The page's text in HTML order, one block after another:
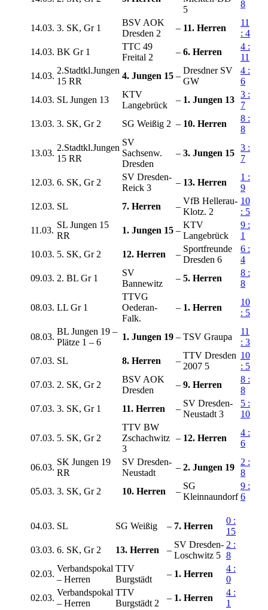
5
8
14.03. 3. SK, Gr 1
BSV AOK
Dresden 2
– 11. Herren
11
: 4
14.03. BK Gr 1
TTC 49
Freital 2
– 6. Herren
4 :
11
14.03.
2.Stadtkl.Jungen
15 RR
4. Jungen 15 –
Dresdner SV
GW
4 :
6
14.03. SL Jungen 13
KTV
Langebrück
– 1. Jungen 13
3 :
7
13.03. 3. SK, Gr 2 SG Weißig 2 – 10. Herren
8 :
8
13.03.
2.Stadtkl.Jungen
15 RR
SV
Sachsenw.
Dresden
– 3. Jungen 15
3 :
7
12.03. 6. SK, Gr 2
SV Dresden-
Reick 3
– 13. Herren
1 :
9
12.03. SL 7. Herren –
VfB Hellerau-
Klotz. 2
10
: 5
11.03.
SL Jungen 15
RR
1. Jungen 15 –
KTV
Langebrück
9 :
1
10.03. 5. SK, Gr 2 12. Herren –
Sportfreunde
Dresden 6
6 :
4
09.03. 2. BL Gr 1
SV
Bannewitz
– 5. Herren
8 :
8
08.03. LL Gr 1
TTVG
Oederan-
Falk.
– 1. Herren
10
: 5
08.03.
BL Jungen 19 –
Plätze 1 – 6
1. Jungen 19 – TSV Graupa
11
: 3
07.03. SL 8. Herren –
TTV Dresden
2007 5
10
: 5
07.03. 2. SK, Gr 2
BSV AOK
Dresden
– 9. Herren
8 :
8
07.03. 3. SK, Gr 1 11. Herren –
SV Dresden-
Neustadt 3
5 :
10
07.03. 5. SK, Gr 2
TTV BW
Zschachwitz
3
– 12. Herren
4 :
6
06.03.
SK Jungen 19
RR
SV Dresden-
Neustadt
– 2. Jungen 19
2 :
8
05.03. 3. SK, Gr 2 10. Herren –
SG
Kleinnaundorf
9 :
6
04.03. SL SG Weißig – 7. Herren
0 :
15
03.03. 6. SK, Gr 2 13. Herren –
SV Dresden-
Loschwitz 5
2 :
8
02.03.
Verbandspokal
– Herren
TTV
Burgstädt
– 1. Herren
4 :
0
02.03.
Verbandspokal
– Herren
TTV
Burgstädt 2
– 1. Herren
4 :
1